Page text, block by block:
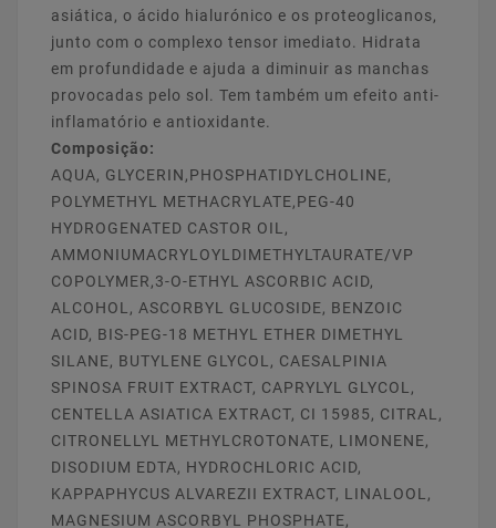
asiática, o ácido hialurónico e os proteoglicanos,
junto com o complexo tensor imediato. Hidrata
em profundidade e ajuda a diminuir as manchas
provocadas pelo sol. Tem também um efeito anti-
inflamatório e antioxidante.
Composição:
AQUA, GLYCERIN,PHOSPHATIDYLCHOLINE,
POLYMETHYL METHACRYLATE,PEG-40
HYDROGENATED CASTOR OIL,
AMMONIUMACRYLOYLDIMETHYLTAURATE/VP
COPOLYMER,3-O-ETHYL ASCORBIC ACID,
ALCOHOL, ASCORBYL GLUCOSIDE, BENZOIC
ACID, BIS-PEG-18 METHYL ETHER DIMETHYL
SILANE, BUTYLENE GLYCOL, CAESALPINIA
SPINOSA FRUIT EXTRACT, CAPRYLYL GLYCOL,
CENTELLA ASIATICA EXTRACT, CI 15985, CITRAL,
CITRONELLYL METHYLCROTONATE, LIMONENE,
DISODIUM EDTA, HYDROCHLORIC ACID,
KAPPAPHYCUS ALVAREZII EXTRACT, LINALOOL,
MAGNESIUM ASCORBYL PHOSPHATE,